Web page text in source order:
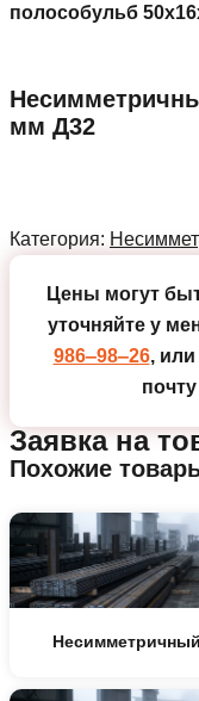
полособульб
мм Д32
Категория:
Цены могут
уточняйте у
986‒98‒26, или
почту
Заявка на
Похожие